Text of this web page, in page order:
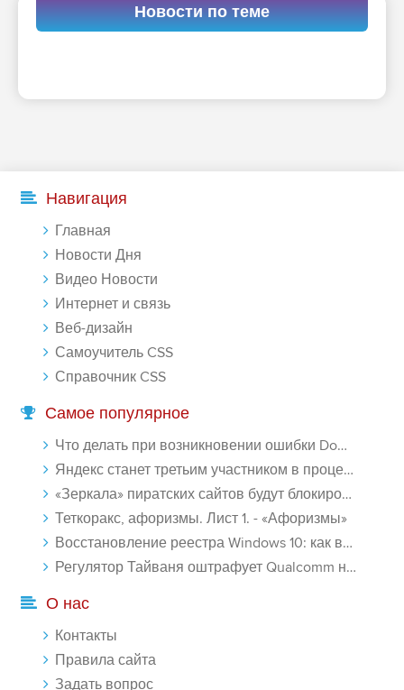
Новости по теме
Навигация
Главная
Новости Дня
Видео Новости
Интернет и связь
Веб-дизайн
Самоучитель CSS
Справочник CSS
Самое популярное
Что делать при возникновении ошибки Download interrupted в Chrome - «Windows»
Яндекс станет третьим участником в процессе ФАС против Google - «Интернет»
«Зеркала» пиратских сайтов будут блокироваться! - «Интернет»
Теткоракс, афоризмы. Лист 1. - «Афоризмы»
Восстановление реестра Windows 10: как восстановить реестр Виндовс 10 - «Windows»
Регулятор Тайваня оштрафует Qualcomm на $774 млн - «Новости сети»
О нас
Контакты
Правила сайта
Задать вопрос